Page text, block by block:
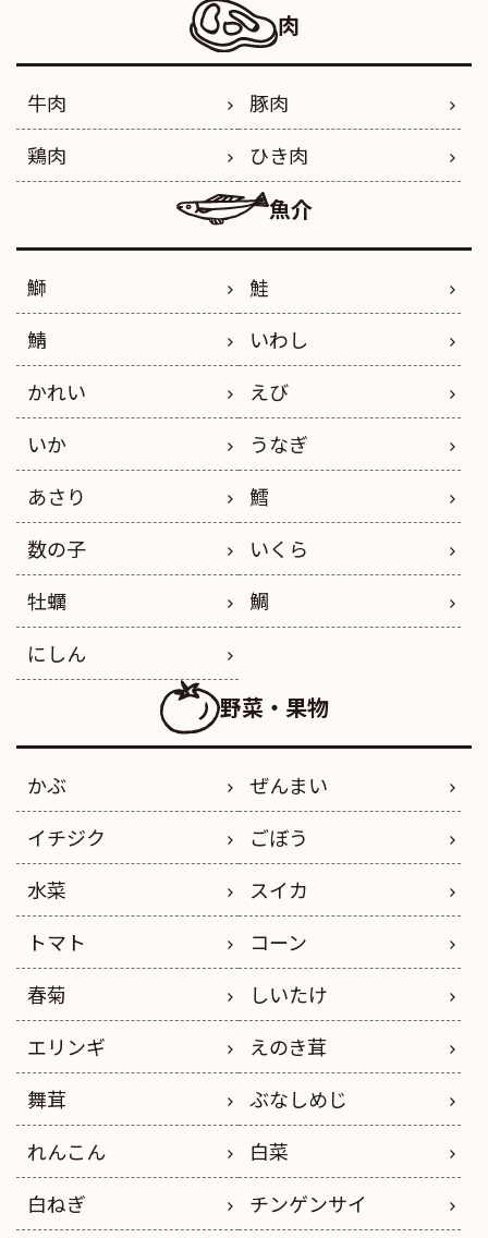
肉
牛肉
豚肉
鶏肉
ひき肉
魚介
鰤
鮭
鯖
いわし
かれい
えび
いか
うなぎ
あさり
鱈
数の子
いくら
牡蠣
鯛
にしん
野菜・果物
かぶ
ぜんまい
イチジク
ごぼう
水菜
スイカ
トマト
コーン
春菊
しいたけ
エリンギ
えのき茸
舞茸
ぶなしめじ
れんこん
白菜
白ねぎ
チンゲンサイ